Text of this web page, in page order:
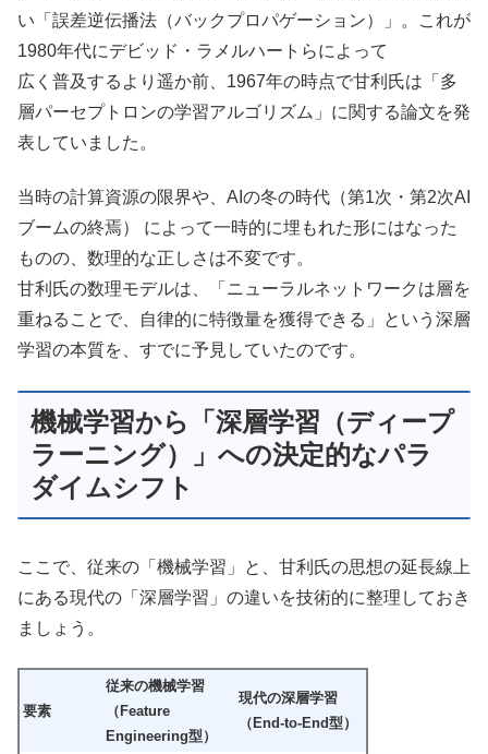
い「誤差逆伝播法（バックプロパゲーション）」。これが
1980年代にデビッド・ラメルハートらによって
広く普及するより遥か前、1967年の時点で甘利氏は「多
層パーセプトロンの学習アルゴリズム」に関する論文を発
表していました。
当時の計算資源の限界や、AIの冬の時代（第1次・第2次AI
ブームの終焉） によって一時的に埋もれた形にはなった
ものの、数理的な正しさは不変です。
甘利氏の数理モデルは、「ニューラルネットワークは層を
重ねることで、自律的に特徴量を獲得できる」という深層
学習の本質を、すでに予見していたのです。
機械学習から「深層学習（ディープ
ラーニング）」への決定的なパラ
ダイムシフト
ここで、従来の「機械学習」と、甘利氏の思想の延長線上
にある現代の「深層学習」の違いを技術的に整理しておき
ましょう。
要素
従来の機械学習
（ Feature
Engineering型）
現代の深層学習
（ End-to-End型）